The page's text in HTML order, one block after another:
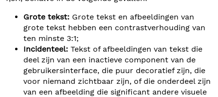
Grote tekst: Grote tekst en afbeeldingen van
grote tekst hebben een contrastverhouding van
ten minste 3:1;
Incidenteel: Tekst of afbeeldingen van tekst die
deel zijn van een inactieve component van de
gebruikersinterface, die puur decoratief zijn, die
voor niemand zichtbaar zijn, of die onderdeel zijn
van een afbeelding die significant andere visuele